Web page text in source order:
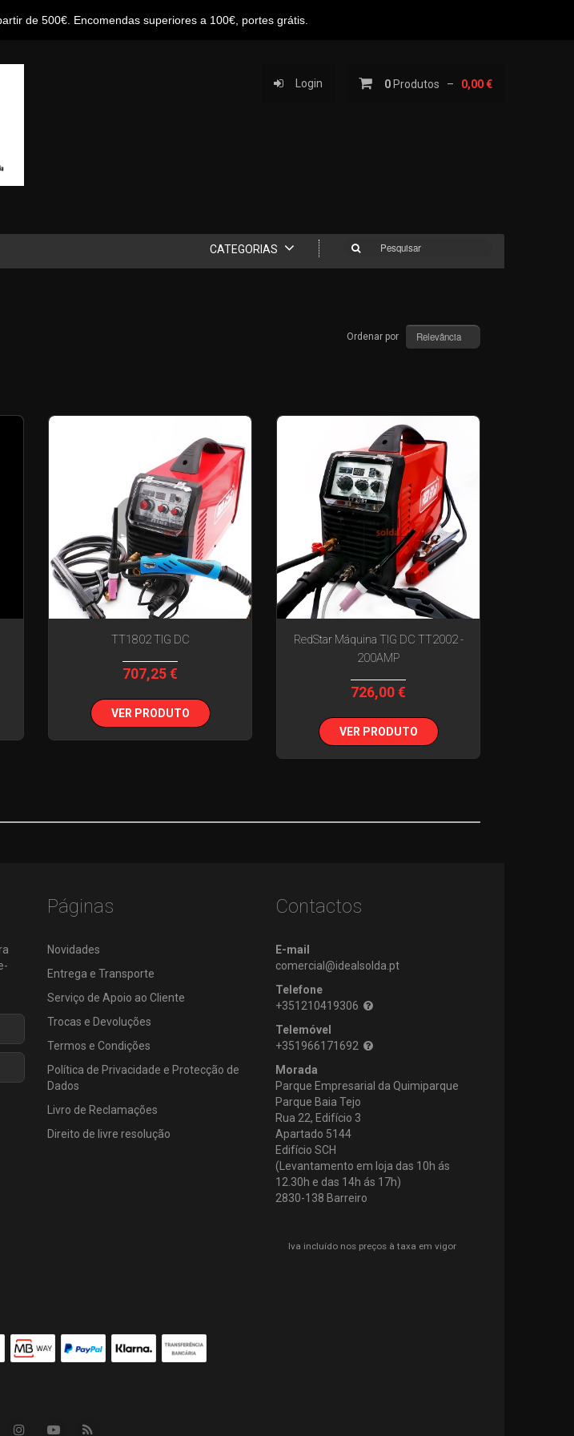
de 500€. Encomendas superiores a 100€, portes grátis.
0 Produtos – 0,00 €
Login
CATEGORIAS
Ordenar por Relevância
TT1802 TIG DC
707,25 €
VER PRODUTO
RedStar Máquina TIG DC TT2002 -
200AMP
726,00 €
VER PRODUTO
Páginas
Novidades
Entrega e Transporte
Serviço de Apoio ao Cliente
Trocas e Devoluções
Termos e Condições
Política de Privacidade e Protecção de
Dados
Livro de Reclamações
Direito de livre resolução
Contactos
E-mail
comercial@idealsolda.pt
Telefone
+351210419306
Telemóvel
+351966171692
Morada
Parque Empresarial da Quimiparque
Parque Baia Tejo
Rua 22, Edifício 3
Apartado 5144
Edifício SCH
(Levantamento em loja das 10h ás
12.30h e das 14h ás 17h)
2830-138 Barreiro
Iva incluído nos preços à taxa em vigor